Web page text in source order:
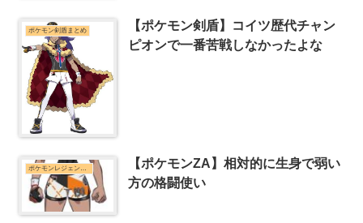
ポケモン剣盾まとめ
【ポケモン剣盾】コイツ歴代チャン
ピオンで一番苦戦しなかったよな
【ポケモンZA】相対的に生身で弱い
方の格闘使い